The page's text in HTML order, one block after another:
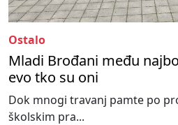
Ostalo
Mladi Brođani među
evo tko su oni
Dok mnogi travanj pamte po
školskim pra...